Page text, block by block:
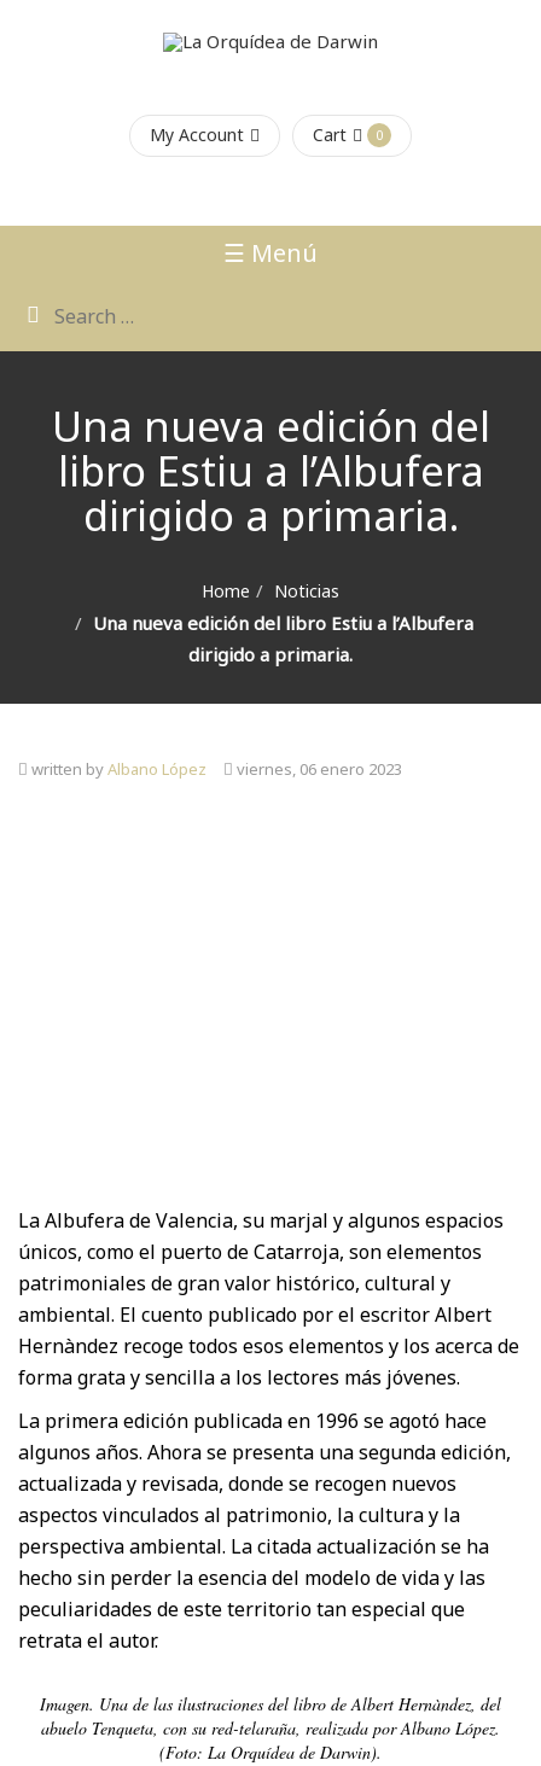
Cart 0
My Account
☰ Menú
Una nueva edición del
libro Estiu a l’Albufera
dirigido a primaria.
Home Noticias
Una nueva edición del libro Estiu a l’Albufera
dirigido a primaria.
written byAlbano López viernes, 06 enero 2023
La Albufera de Valencia, su marjal y algunos espacios
únicos, como el puerto de Catarroja, son elementos
patrimoniales de gran valor histórico, cultural y
ambiental. El cuento publicado por el escritor Albert
Hernàndez recoge todos esos elementos y los acerca de
forma grata y sencilla a los lectores más jóvenes.
La primera edición publicada en 1996 se agotó hace
algunos años. Ahora se presenta una segunda edición,
actualizada y revisada, donde se recogen nuevos
aspectos vinculados al patrimonio, la cultura y la
perspectiva ambiental. La citada actualización se ha
hecho sin perder la esencia del modelo de vida y las
peculiaridades de este territorio tan especial que
retrata el autor.
Imagen. Una de las ilustraciones del libro de Albert Hernàndez, del
abuelo Tenqueta, con su red-telaraña, realizada por Albano López.
(Foto: La Orquídea de Darwin).